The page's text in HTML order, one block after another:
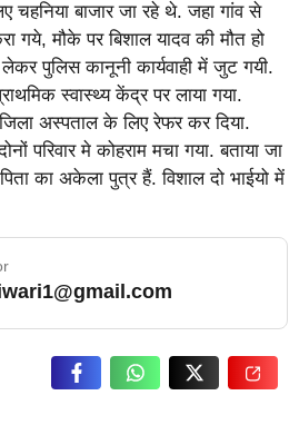
चहनिया बाजार जा रहे थे. जहा गांव से
गये, मौके पर बिशाल यादव की मौत हो
पुलिस कानूनी कार्यवाही में जुट गयी.
स्वास्थ्य केंद्र पर लाया गया.
अस्पताल के लिए रेफर कर दिया.
परिवार मे कोहराम मचा गया. बताया जा
का अकेला पुत्र हैं. विशाल दो भाईयो में
… Read More